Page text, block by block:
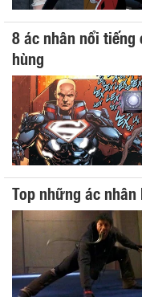
8 ác nhân nổi tiếng
hùng
Top những ác